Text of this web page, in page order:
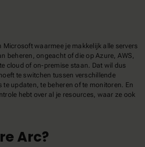
Microsoft waarmee je makkelijk alle servers
beheren, ongeacht of die op Azure, AWS,
cloud of on-premise staan. Dat wil dus
te switchen tussen verschillende
te updaten, te beheren of te monitoren. En
hebt over al je resources, waar ze ook
Arc?